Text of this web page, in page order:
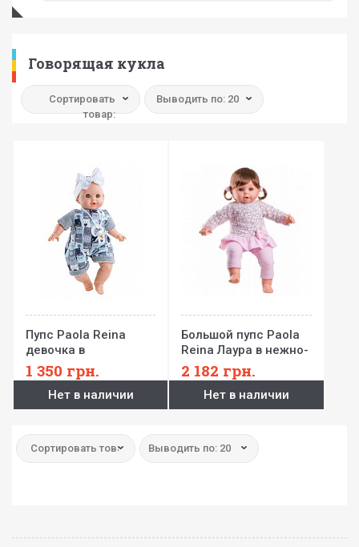
Говорящая кукла
Сортировать
товар:
Выводить по: 20
Пупс Paola Reina
девочка в
комбинезоне, 36 см
1 350 грн.
Нет в наличии
Большой пупс Paola
Reina Лаура в нежно-
розовом
2 182 грн.
Нет в наличии
Сортировать товар: Выводить по: 20